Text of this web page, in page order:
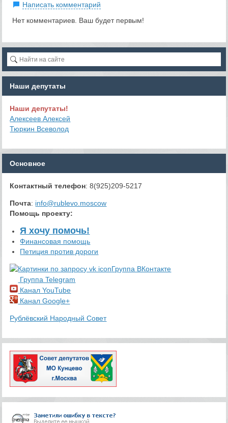
Написать комментарий
Нет комментариев. Ваш будет первым!
Наши депутаты
Наши депутаты!
Алексеев Алексей
Тюркин Всеволод
Основное
Контактный телефон: 8(925)209-5217
Почта: info@rublevo.moscow
Помощь проекту:
Я хочу помочь!
Финансовая помощь
Петиция против дороги
Группа ВКонтакте
Группа Telegram
Канал YouTube
Канал Google+
Рублёвский Народный Совет